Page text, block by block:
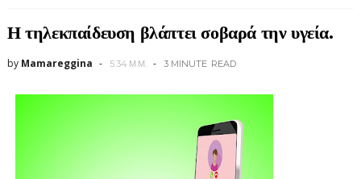
Η τηλεκπαίδευση βλάπτει σοβαρά την υγεία.
by Mamareggina 5:34 Μ.Μ. 3 MINUTE READ